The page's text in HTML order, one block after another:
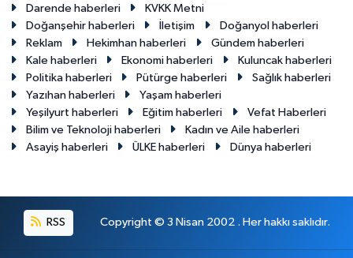
Darende haberleri
KVKK Metni
Doğanşehir haberleri
İletişim
Doğanyol haberleri
Reklam
Hekimhan haberleri
Gündem haberleri
Kale haberleri
Ekonomi haberleri
Kuluncak haberleri
Politika haberleri
Pütürge haberleri
Sağlık haberleri
Yazıhan haberleri
Yaşam haberleri
Yeşilyurt haberleri
Eğitim haberleri
Vefat Haberleri
Bilim ve Teknoloji haberleri
Kadın ve Aile haberleri
Asayiş haberleri
ÜLKE haberleri Dünya haberleri
RSS Copyright © 3 Nisan 2002 . Her hakkı saklıdır.